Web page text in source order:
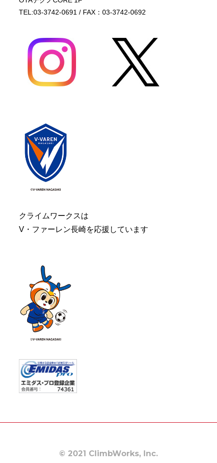
TEL:03-3742-0691 / FAX：03-3742-0692
クライムワークスは
V・ファーレン長崎を応援しています
© 2021 ClimbWorks, Inc.